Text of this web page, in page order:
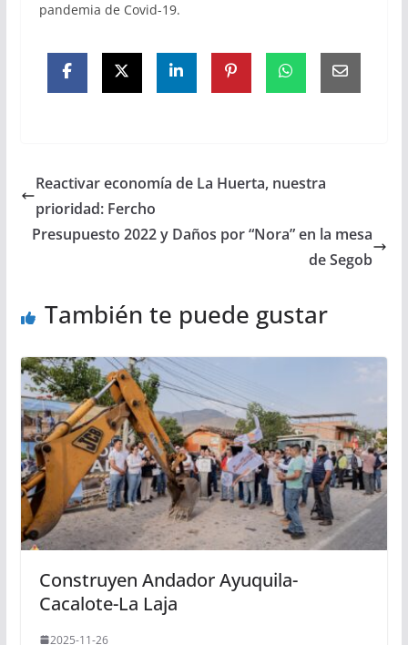
pandemia de Covid-19.
Reactivar economía de La Huerta, nuestra
prioridad: Fercho
Presupuesto 2022 y Daños por “Nora” en la mesa
de Segob
También te puede gustar
Construyen Andador Ayuquila-
Cacalote-La Laja
2025-11-26